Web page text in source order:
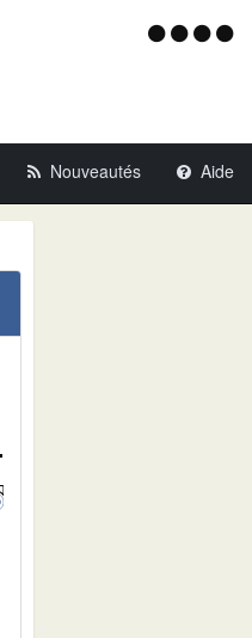
Menu
Nouveautés Aide